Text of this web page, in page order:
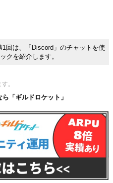
1回は、「Discord」のチャットを使
クを紹介します。
。
「ギルドロケット」